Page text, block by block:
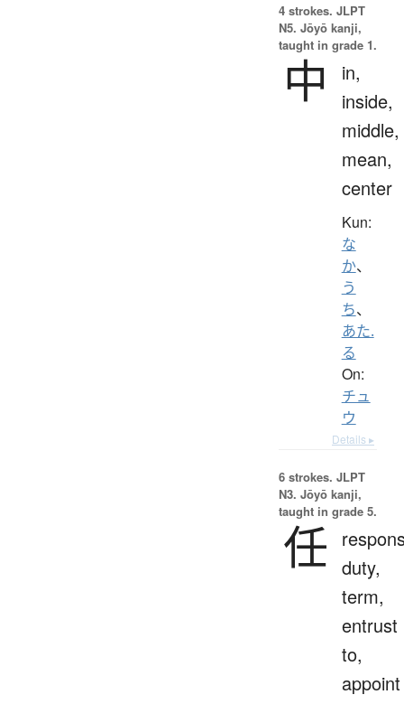
4 strokes. JLPT
N5. Jōyō kanji,
taught in grade 1.
中
in,
inside,
middle,
mean,
center
Kun:
な
か、
う
ち、
あた.
る
On:
チュ
ウ
Details ▸
6 strokes. JLPT
N3. Jōyō kanji,
taught in grade 5.
任 duty,
term,
entrust
to,
appoint